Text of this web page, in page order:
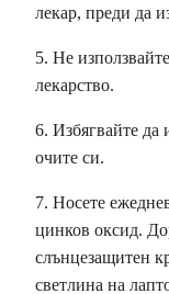
лекар, преди да
5. Не
лекарство.
6. Избягвайте да
очите си.
7. Носете
цинков оксид.
слънцезащитен
светлина на